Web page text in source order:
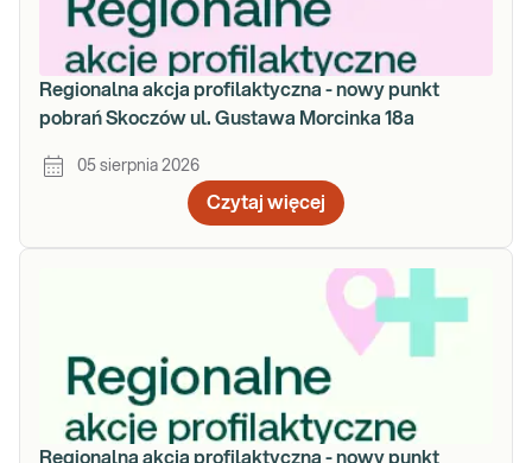
Regionalna akcja profilaktyczna - nowy punkt
pobrań Skoczów ul. Gustawa Morcinka 18a
05 sierpnia 2026
Czytaj więcej
Regionalna akcja profilaktyczna - nowy punkt